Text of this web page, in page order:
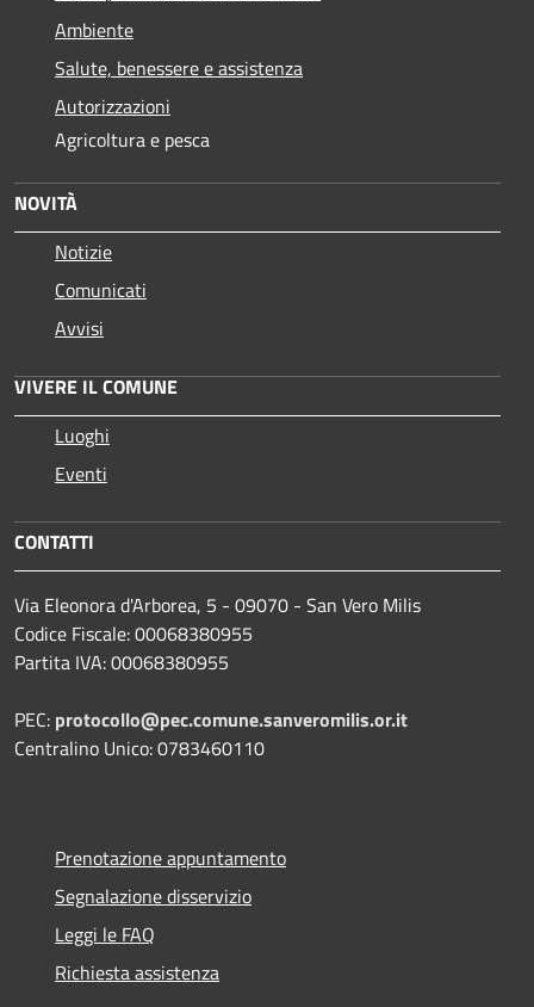
Ambiente
Salute, benessere e assistenza
Autorizzazioni
Agricoltura e pesca
NOVITÀ
Notizie
Comunicati
Avvisi
VIVERE IL COMUNE
Luoghi
Eventi
CONTATTI
Via Eleonora d'Arborea, 5 - 09070 - San Vero Milis
Codice Fiscale: 00068380955
Partita IVA: 00068380955
PEC: protocollo@pec.comune.sanveromilis.or.it
Centralino Unico: 0783460110
Prenotazione appuntamento
Segnalazione disservizio
Leggi le FAQ
Richiesta assistenza